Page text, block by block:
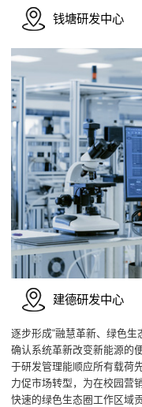
钱塘研发中心
建德研发中心
逐步形成“融慧革新、绿色
确认系统革新改变新能源的
于研发管理能顺应所有载荷
力促市场转型，为在校园营
快速的绿色生态圈工作区域